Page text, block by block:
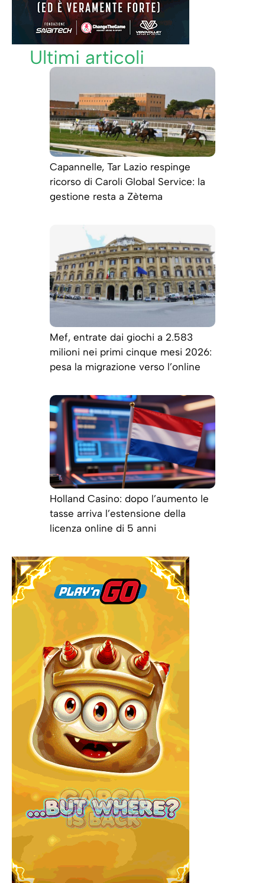
Ultimi articoli
Capannelle, Tar Lazio respinge
ricorso di Caroli Global Service: la
gestione resta a Zètema
Mef, entrate dai giochi a 2.583
milioni nei primi cinque mesi 2026:
pesa la migrazione verso l’online
Holland Casino: dopo l’aumento le
tasse arriva l’estensione della
licenza online di 5 anni